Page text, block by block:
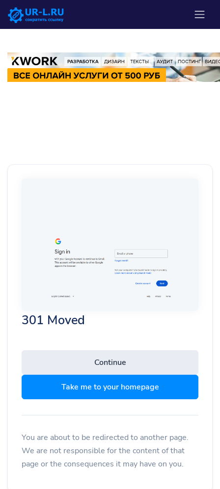
301 Moved
Continue
Take me to your homepage
You are about to be redirected to another page.
We are not responsible for the content of that
page or the consequences it may have on you.